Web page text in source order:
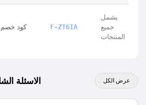
كود خصم F-ZT6IA
يشمل
جميع
المنتجات
الاسئلة عرض الكل